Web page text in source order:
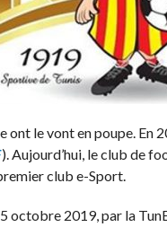
ont le vont en poupe. En
). Aujourd’hui, le club de
club e-Sport.
octobre 2019, par la